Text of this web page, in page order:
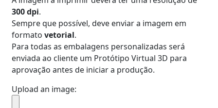
300 dpi.
Sempre que possível, deve enviar a imagem em
formato vetorial.
Para todas as embalagens personalizadas será
enviada ao cliente um Protótipo Virtual 3D para
aprovação antes de iniciar a produção.
Upload an image: